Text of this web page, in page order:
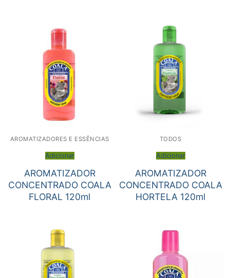
AROMATIZADORES E ESSÊNCIAS
Adicionar
AROMATIZADOR
CONCENTRADO COALA
FLORAL 120ml
TODOS
Adicionar
AROMATIZADOR
CONCENTRADO COALA
HORTELA 120ml